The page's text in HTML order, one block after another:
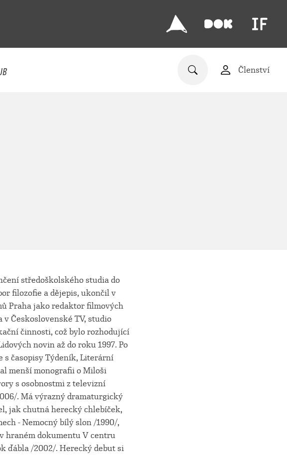
Členství
středoškolského studia do
filozofie a dějepis, ukončil v
Praha jako redaktor filmových
Československé TV, studio
činnosti, což bylo rozhodující
novin až do roku 1997. Po
s časopisy Týdeník, Literární
menší monografii o Miloši
s osobnostmi z televizní
. Má výrazný dramaturgický
jak chutná herecký chlebíček,
- Nemocný bílý slon /1990/,
hraném dokumentu V centru
ďábla /2002/. Herecký debut si